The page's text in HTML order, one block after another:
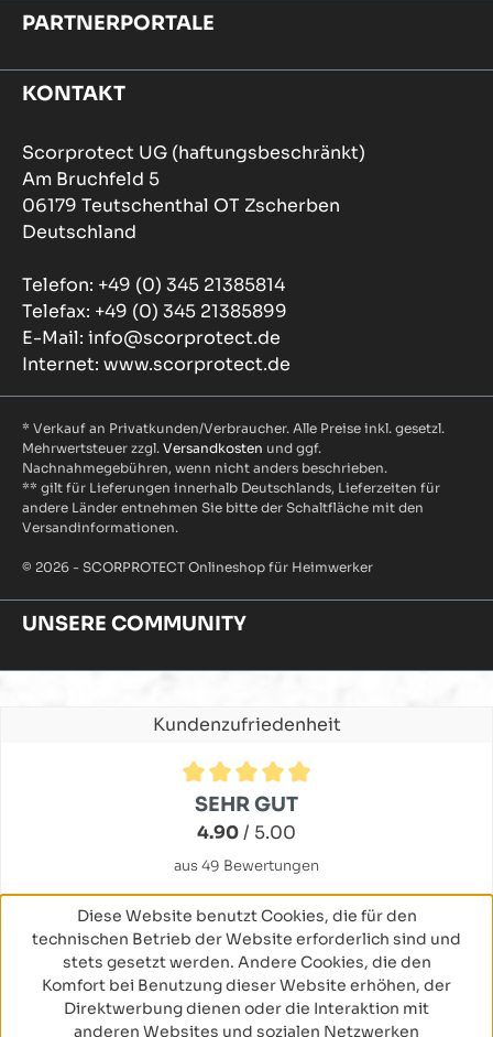
PARTNERPORTALE
KONTAKT
Scorprotect UG (haftungsbeschränkt)
Am Bruchfeld 5
06179 Teutschenthal OT Zscherben
Deutschland
Telefon: +49 (0) 345 21385814
Telefax: +49 (0) 345 21385899
E-Mail: info@scorprotect.de
Internet: www.scorprotect.de
* Verkauf an Privatkunden/Verbraucher. Alle Preise inkl. gesetzl.
Mehrwertsteuer zzgl. Versandkosten und ggf.
Nachnahmegebühren, wenn nicht anders beschrieben.
** gilt für Lieferungen innerhalb Deutschlands, Lieferzeiten für
andere Länder entnehmen Sie bitte der Schaltfläche mit den
Versandinformationen.
© 2026 - SCORPROTECT Onlineshop für Heimwerker
UNSERE COMMUNITY
Kundenzufriedenheit
Durchschnittliche Bewertung von 4.9 von 5 Sternen
SEHR GUT
4.90/ 5.00
aus 49 Bewertungen
Diese Website benutzt Cookies, die für den
technischen Betrieb der Website erforderlich sind und
stets gesetzt werden. Andere Cookies, die den
Komfort bei Benutzung dieser Website erhöhen, der
Direktwerbung dienen oder die Interaktion mit
anderen Websites und sozialen Netzwerken